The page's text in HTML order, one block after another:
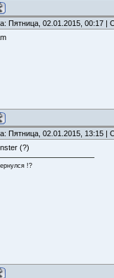
Пятница, 02.01.2015, 00:17 |
Пятница, 02.01.2015, 13:15 |
(?)
!?